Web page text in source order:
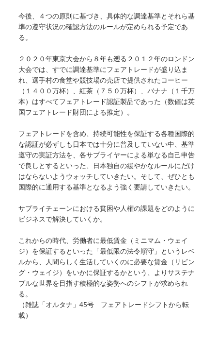
今後、４つの原則に基づき、具体的な調達基準とそれら基
準の遵守状況の確認方法のルールが定められる予定であ
る。
２０２０年東京大会から８年も遡る２０１２年のロンドン
大会では、すでに調達基準にフェアトレードが盛り込ま
れ、選手村の食堂や競技場の売店で提供されたコーヒー
（１４００万杯）、紅茶（７５０万杯）、バナナ（１千万
本）はすべてフェアトレード認証製品であった（数値は英
国フェアトレード財団による推定）。
フェアトレードを含め、持続可能性を保証する各種国際的
な認証が必ずしも日本では十分に普及していない中、基準
遵守の実証方法を、各サプライヤーによる単なる自己申告
で良しとするといった、日本独自の緩やかなルールにだけ
はならないようウォッチしていきたい。そして、ぜひとも
国際的に通用する基準となるよう強く要請していきたい。
サプライチェーンにおける貧困や人権の課題をどのように
ビジネスで解決していくか。
これからの時代、労働者に最低賃金（ミニマム・ウェイ
ジ）を保証するといった「最低限の法令順守」というレベ
ルから、人間らしく生活していくのに必要な賃金（リビン
グ・ウェイジ）をいかに保証するかという、よりサステナ
ブルな世界を目指す積極的な姿勢へのシフトが求められ
る。
（雑誌「オルタナ」45号 フェアトレードシフトから転
載）